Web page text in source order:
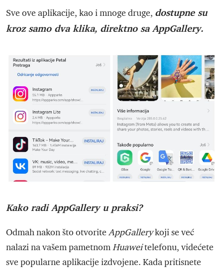
Sve ove aplikacije, kao i mnoge druge, dostupne su
kroz samo dva klika, direktno sa AppGallery.
Kako radi AppGallery u praksi?
Odmah nakon što otvorite AppGallerykoji se već
nalazi na vašem pametnomHuaweitelefonu, videćete
sve popularne aplikacije izdvojene. Kada pritisnete